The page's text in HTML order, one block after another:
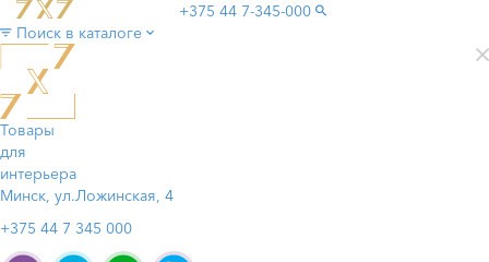
+375 44 7-345-000
Поиск в каталоге
Товары
для
интерьера
Минск, ул.Ложинская, 4
+375 44 7 345 000